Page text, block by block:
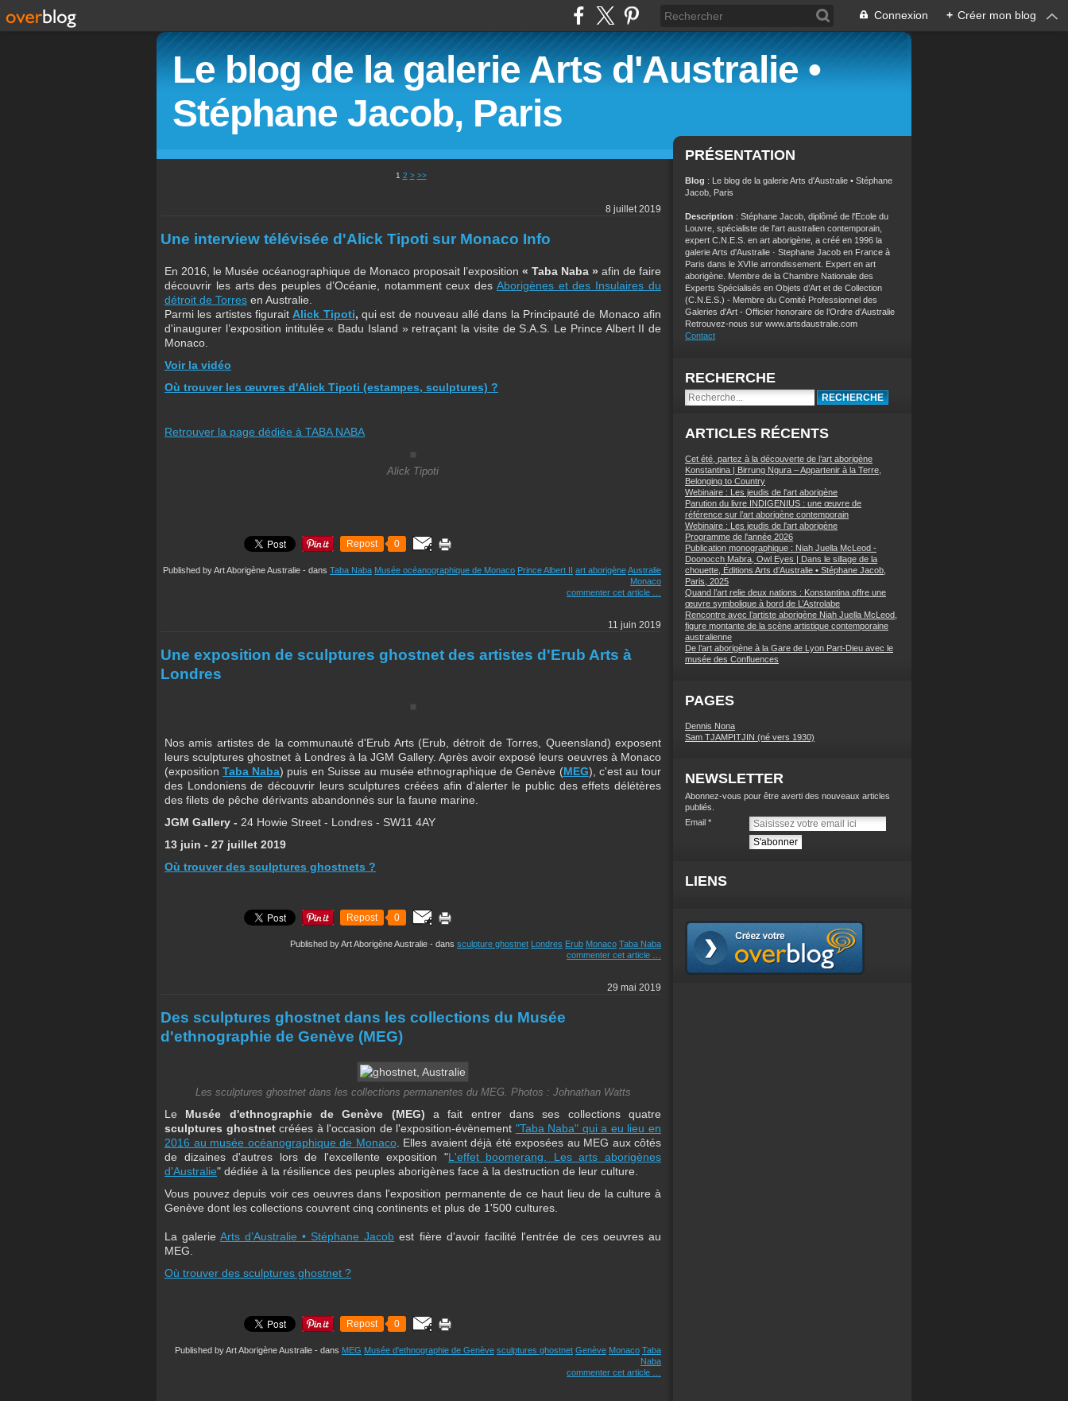
Connexion + Créer mon blog
Le blog de la galerie Arts d'Australie •
Stéphane Jacob, Paris
1 2 > >>
8 juillet 2019
Une interview télévisée d'Alick Tipoti sur Monaco Info
En 2016, le Musée océanographique de Monaco proposait l’exposition « Taba Naba » afin de faire
découvrir les arts des peuples d’Océanie, notamment ceux des Aborigènes et des Insulaires du
détroit de Torres en Australie.
Parmi les artistes figurait Alick Tipoti, qui est de nouveau allé dans la Principauté de Monaco afin
d'inaugurer l’exposition intitulée « Badu Island » retraçant la visite de S.A.S. Le Prince Albert II de
Monaco.
Voir la vidéo
Où trouver les œuvres d'Alick Tipoti (estampes, sculptures) ?
Retrouver la page dédiée à TABA NABA
Alick Tipoti
Repost 0
Published by Art Aborigène Australie - dans Taba Naba Musée océanographique de Monaco Prince Albert II art aborigèneAustralie
Monaco
commenter cet article
11 juin 2019
Une exposition de sculptures ghostnet des artistes d'Erub Arts à
Londres
Nos amis artistes de la communauté d'Erub Arts (Erub, détroit de Torres, Queensland) exposent
leurs sculptures ghostnet à Londres à la JGM Gallery. Après avoir exposé leurs oeuvres à Monaco
(expositionTaba Naba) puis en Suisse au musée ethnographique de Genève (MEG), c'est au tour
des Londoniens de découvrir leurs sculptures créées afin d'alerter le public des effets délétères
des filets de pêche dérivants abandonnés sur la faune marine.
JGM Gallery - 24 Howie Street - Londres - SW11 4AY
13 juin - 27 juillet 2019
Où trouver des sculptures ghostnets ?
Repost 0
Published by Art Aborigène Australie - dans sculpture ghostnet Londres Erub Monaco Taba Naba
commenter cet article
29 mai 2019
Des sculptures ghostnet dans les collections du Musée
d'ethnographie de Genève (MEG)
Les sculptures ghostnet dans les collections permanentes du MEG. Photos : Johnathan Watts
Le Musée d'ethnographie de Genève (MEG) a fait entrer dans ses collections quatre
sculptures ghostnetcréées à l'occasion de l'exposition-évènement "Taba Naba" qui a eu lieu en
2016 au musée océanographique de Monaco. Elles avaient déjà été exposées au MEG aux côtés
de dizaines d'autres lors de l'excellente exposition "L'effet boomerang. Les arts aborigènes
d'Australie" dédiée à la résilience des peuples aborigènes face à la destruction de leur culture.
Vous pouvez depuis voir ces oeuvres dans l'exposition permanente de ce haut lieu de la culture à
Genève dont les collections couvrent cinq continents et plus de 1'500 cultures.
La galerieArts d’Australie • Stéphane Jacob est fière d'avoir facilité l'entrée de ces oeuvres au
MEG.
Où trouver des sculptures ghostnet ?
Repost 0
Published by Art Aborigène Australie - dans MEG Musée d'ethnographie de Genève sculptures ghostnet Genève Monaco Taba
Naba
commenter cet article
PRÉSENTATION
Blog : Le blog de la galerie Arts d'Australie • Stéphane
Jacob, Paris
Description : Stéphane Jacob, diplômé de l'Ecole du
Louvre, spécialiste de l'art australien contemporain,
expert C.N.E.S. en art aborigène, a créé en 1996 la
galerie Arts d'Australie · Stephane Jacob en France à
Paris dans le XVIIe arrondissement. Expert en art
aborigène. Membre de la Chambre Nationale des
Experts Spécialisés en Objets d’Art et de Collection
(C.N.E.S.) - Membre du Comité Professionnel des
Galeries d'Art - Officier honoraire de l’Ordre d’Australie
Retrouvez-nous sur www.artsdaustralie.com
Contact
RECHERCHE
ARTICLES RÉCENTS
Cet été, partez à la découverte de l’art aborigène
Konstantina | Birrung Ngura – Appartenir à la Terre,
Belonging to Country
Webinaire : Les jeudis de l'art aborigène
Parution du livre INDIGENIUS : une œuvre de
référence sur l’art aborigène contemporain
Webinaire : Les jeudis de l'art aborigène
Programme de l'année 2026
Publication monographique : Niah Juella McLeod -
Doonocch Mabra, Owl Eyes | Dans le sillage de la
chouette, Éditions Arts d’Australie • Stéphane Jacob,
Paris, 2025
Quand l’art relie deux nations : Konstantina offre une
œuvre symbolique à bord de L’Astrolabe
Rencontre avec l’artiste aborigène Niah Juella McLeod,
figure montante de la scène artistique contemporaine
australienne
De l’art aborigène à la Gare de Lyon Part-Dieu avec le
musée des Confluences
PAGES
Dennis Nona
Sam TJAMPITJIN (né vers 1930)
NEWSLETTER
Abonnez-vous pour être averti des nouveaux articles
publiés.
Email
LIENS